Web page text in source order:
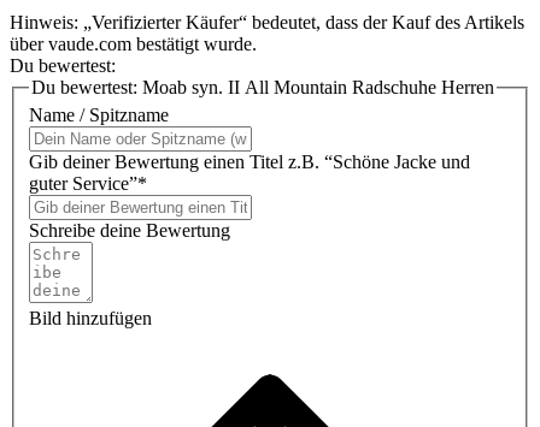
Hinweis: „Verifizierter Käufer“ bedeutet, dass der Kauf des Artikels
über vaude.com bestätigt wurde.
Du bewertest:
Du bewertest: Moab syn. II All Mountain Radschuhe Herren
Name / Spitzname
Gib deiner Bewertung einen Titel z.B. “Schöne Jacke und
guter Service”*
Schreibe deine Bewertung
Bild hinzufügen